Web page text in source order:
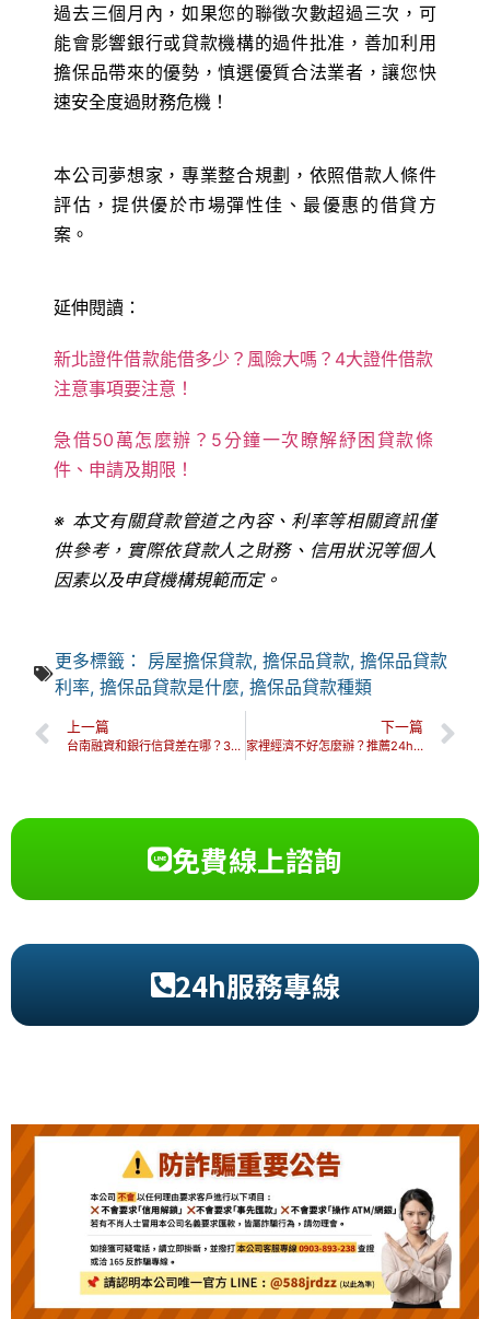
過去三個月內，如果您的聯徵次數超過三次，可
能會影響銀行或貸款機構的過件批准，善加利用
擔保品帶來的優勢，慎選優質合法業者，讓您快
速安全度過財務危機！
本公司夢想家，專業整合規劃，依照借款人條件
評估，提供優於市場彈性佳、最優惠的借貸方
案。
延伸閱讀：
新北證件借款能借多少？風險大嗎？4大證件借款
注意事項要注意！
急借50萬怎麼辦？5分鐘一次瞭解紓困貸款條
件、申請及期限！
※ 本文有關貸款管道之內容、利率等相關資訊僅
供參考，實際依貸款人之財務、信用狀況等個人
因素以及申貸機構規範而定。
更多標籤： 房屋擔保貸款,擔保品貸款,擔保品貸款
利率,擔保品貸款是什麼,擔保品貸款種類
上一篇
台南融資和銀行信貸差在哪？3分鐘教你如何安全融資借貸！
下一篇
家裡經濟不好怎麼辦？推薦24h嘉義快速借款，解決你的財務危機！
免費線上諮詢
24h服務專線